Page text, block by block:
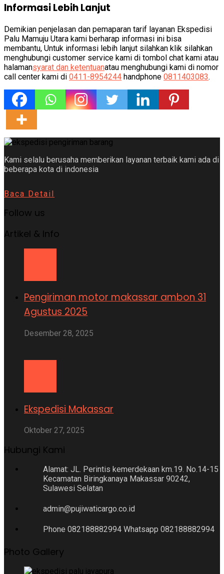
Informasi Lebih Lanjut
Demikian penjelasan dan pemaparan tarif layanan Ekspedisi
Palu Mamuju Utara kami berharap informasi ini bisa
membantu, Untuk informasi lebih lanjut silahkan klik silahkan
menghubungi customer service kami di tombol chat kami atau
halamansyarat dan ketentuanatau menghubungi kami di nomor
call center kami di 0411-8954244 handphone 0811403083.
Kami selalu berusaha memberikan layanan terbaik kami ada di
beberapa kota di indonesia
Baca Detail
Follow us
Artikel & Info
Pengiriman motor makassar ambon 31
Agustus 2025
Desember 28, 2025
Ekspedisi Makassar
Oktober 27, 2025
Hubungi Kami
Alamat: JL. Perintis kemerdekaan km.19. No.14-15
Kecamatan Biringkanaya Makassar 90242,
Sulawesi Selatan
admin@pujiwaticargo.co.id
Phone 082188882994 Whatsapp 082188882994
Photo Gallery